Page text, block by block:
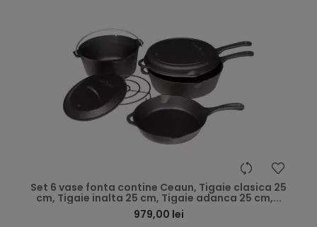
Set 6 vase fonta contine Ceaun, Tigaie clasica 25
cm, Tigaie inalta 25 cm, Tigaie adanca 25 cm,...
979,00 lei